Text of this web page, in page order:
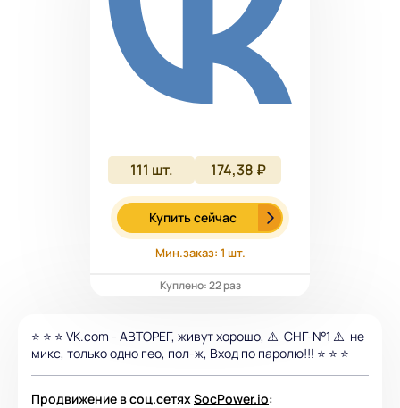
111 шт. 174,38 ₽
Купить сейчас
Мин.заказ: 1 шт.
Куплено: 22 раз
⭐️ ⭐️ ⭐️ VK.com - АВТОРЕГ, живут хорошо, ⚠️ СНГ-№1 ⚠️ не
микс, только одно гео, пол-ж, Вход по паролю!!! ⭐️ ⭐️ ⭐️
Продвижение в соц.сетяхSocPower.io: